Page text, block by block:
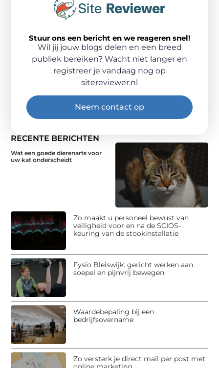
RECENTE BERICHTEN
Wat een goede dierenarts voor
uw kat onderscheidt
Zo maakt u personeel bewust van
veiligheid voor en na de SCIOS-
keuring van de stookinstallatie
Fysio Bleiswijk: gericht werken aan
soepel en pijnvrij bewegen
Waardebepaling bij een
bedrijfsovername
Zo versterk je direct mail per post met
Stuur ons een bericht en we reageren snel!
Wil jij jouw blogs delen en een breed
publiek bereiken? Wacht niet langer en
registreer je vandaag nog op
sitereviewer.nl
Neem contact op